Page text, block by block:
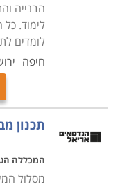
הבנייה
לימוד.
לומדים
חיפה
תכנון
המכללה
מסלול